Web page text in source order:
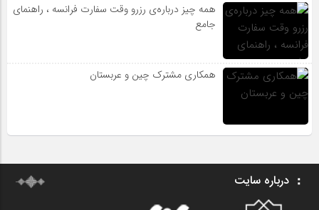
همه چیز درباره‌ی رزرو وقت سفارت فرانسه ، راهنمای
جامع
همکاری مشترک چین و عربستان
درباره سایت